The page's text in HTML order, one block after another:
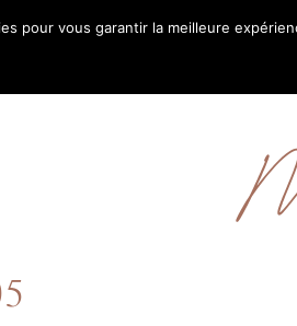
pour vous garantir la meilleure